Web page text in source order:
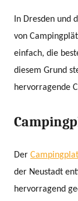
In Dresden und
von
einfach, die
diesem Grund
hervorragende
Der
der Neustadt
hervorragend